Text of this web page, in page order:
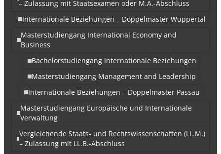
– Zulassung mit Staatsexamen oder M.A.-Abschluss
Internationale Beziehungen – Doppelmaster Wuppertal
Masterstudiengang International Economy and
Business
Bachelorstudiengang Internationale Beziehungen
Masterstudiengang Management and Leadership
Internationale Beziehungen – Doppelmaster Passau
Masterstudiengang Europäische und Internationale
Verwaltung
Vergleichende Staats- und Rechtswissenschaften (LL.M.)
– Zulassung mit LL.B.-Abschluss